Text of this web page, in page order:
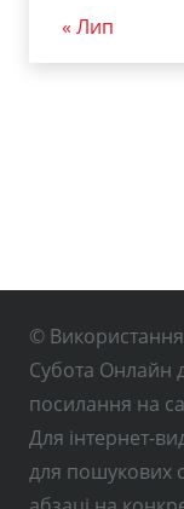
« Лип
© Використання
Субота Онлайн
посилання на
Для інтернет-
для пошукових